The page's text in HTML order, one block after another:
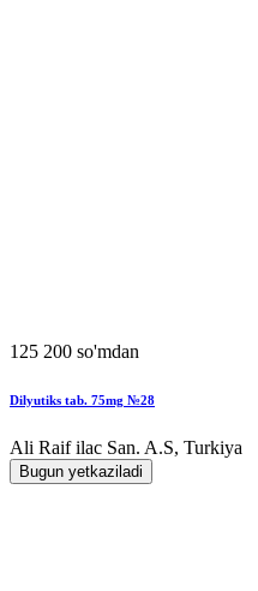
125 200 so'mdan
Dilyutiks tab. 75mg №28
Ali Raif ilac San. A.S, Turkiya
Bugun yetkaziladi